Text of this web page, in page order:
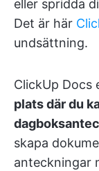
eller spridda
Det är här
undsättning.
ClickUp Docs
plats där du
skapa
anteckningar